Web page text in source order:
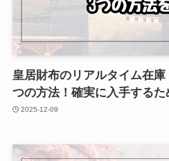
皇居財布のリアルタイム在
つの方法！確実に入手する
2025-12-09